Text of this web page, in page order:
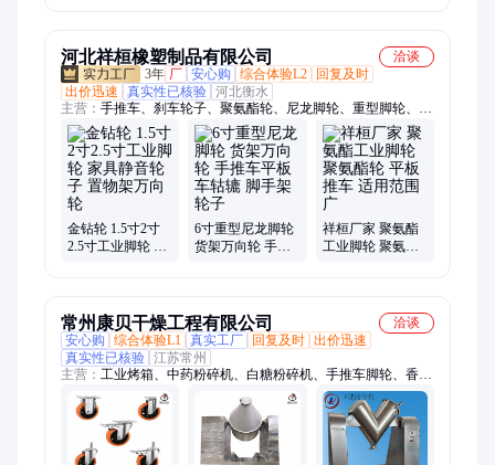
河北祥桓橡塑制品有限公司
洽谈
3年 厂 安心购 综合体验L2
回复及时
出价迅速
真实性已核验 河北衡水
主营： 手推车、刹车轮子、聚氨酯轮、尼龙脚轮、重型脚轮、家
具脚轮、金钻脚轮、工业脚轮、耐高温脚轮、工业推车脚轮、家
具静音轮子、聚氨酯万向脚轮、物流平板车、工业万向轮、塑料
平板车、家用小推车、黑色平底板、定向刹车轮、折叠小推车、
活动刹车轮、脚手架轮子、拉货推车轮子、超市摆摊板车、物流
静音小推车、烤箱烤炉活动轮
金钻轮 1.5寸2寸
2.5寸工业脚轮 家
6寸重型尼龙脚轮
货架万向轮 手推
祥桓厂家 聚氨酯
工业脚轮 聚氨酯
常州康贝干燥工程有限公司
洽谈
安心购
综合体验L1 真实工厂 回复及时 出价迅速
真实性已核验 江苏常州
主营： 工业烤箱、中药粉碎机、白糖粉碎机、手推车脚轮、香菇
烘干机、长方形烤盘、直角手工盘、食品烘干机、腊肉烘干机、
三维混合机、草药粉碎机、超微粉碎机、真空冷冻干燥机、方形
真空干燥机、螺杆挤压制粒机、摇摆颗粒机、槽型混合机、双锥
干燥机、V型混合机、螺旋混合机、干燥配件、手工网盘、旋转